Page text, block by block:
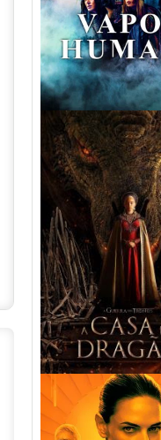
A Casa do
Temporada
WEB-DL 720p/
Áudio